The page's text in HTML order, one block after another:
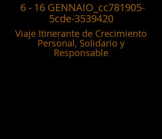
6 - 16 GENNAIO_cc781905-
5cde-3539420
Viaje Itinerante de Crecimiento
Personal, Solidario y
Responsable